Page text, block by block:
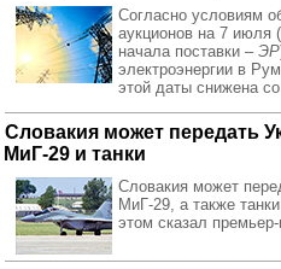
Согласно условиям
аукционов на 7 июля
начала поставки – ЭР
электроэнергии в
этой даты снижена
Словакия может передать
МиГ-29 и танки
Словакия может
МиГ-29, а также
этом сказал